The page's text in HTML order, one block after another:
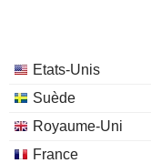
Etats-Unis
Suède
Royaume-Uni
France